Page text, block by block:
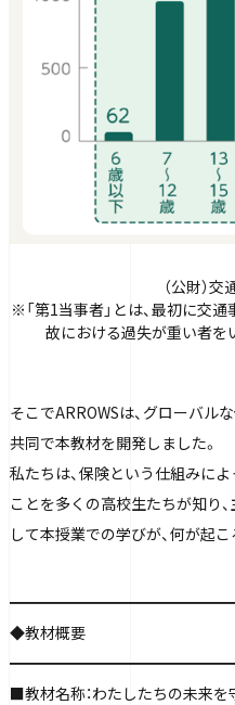
（公財）
※「第1当事者」とは、最初に交
故における過失が重い者を
そこでARROWSは、グローバル
共同で本教材を開発しました。
私たちは、保険という仕組みに
ことを多くの高校生たちが知り
して本授業での学びが、何が起
◆教材概要
■教材名称：わたしたちの未来を